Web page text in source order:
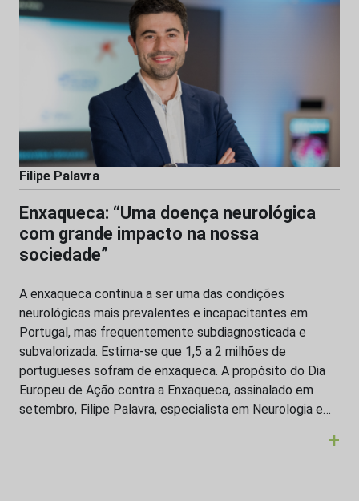
Filipe Palavra
Enxaqueca: “Uma doença neurológica
com grande impacto na nossa
sociedade”
A enxaqueca continua a ser uma das condições
neurológicas mais prevalentes e incapacitantes em
Portugal, mas frequentemente subdiagnosticada e
subvalorizada. Estima-se que 1,5 a 2 milhões de
portugueses sofram de enxaqueca. A propósito do Dia
Europeu de Ação contra a Enxaqueca, assinalado em
setembro, Filipe Palavra, especialista em Neurologia e…
+